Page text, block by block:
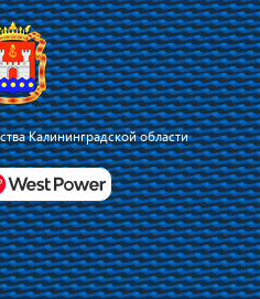
использует файлы cookie для
и сервис Яндекс.Метрика. Оставаясь
применения.
Калининградской области